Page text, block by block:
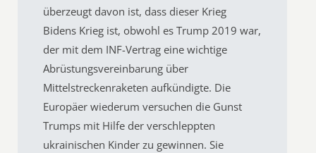
überzeugt davon ist, dass dieser Krieg
Bidens Krieg ist, obwohl es Trump 2019 war,
der mit dem INF-Vertrag eine wichtige
Abrüstungsvereinbarung über
Mittelstreckenraketen aufkündigte. Die
Europäer wiederum versuchen die Gunst
Trumps mit Hilfe der verschleppten
ukrainischen Kinder zu gewinnen. Sie